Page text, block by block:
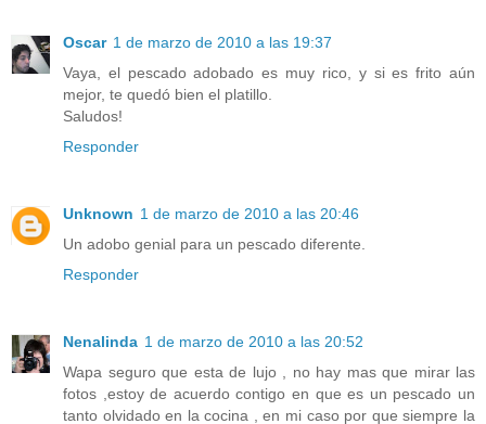
Oscar 1 de marzo de 2010 a las 19:37
Vaya, el pescado adobado es muy rico, y si es frito aún
mejor, te quedó bien el platillo.
Saludos!
Responder
Unknown 1 de marzo de 2010 a las 20:46
Un adobo genial para un pescado diferente.
Responder
Nenalinda 1 de marzo de 2010 a las 20:52
Wapa seguro que esta de lujo , no hay mas que mirar las
fotos ,estoy de acuerdo contigo en que es un pescado un
tanto olvidado en la cocina , en mi caso por que siempre la